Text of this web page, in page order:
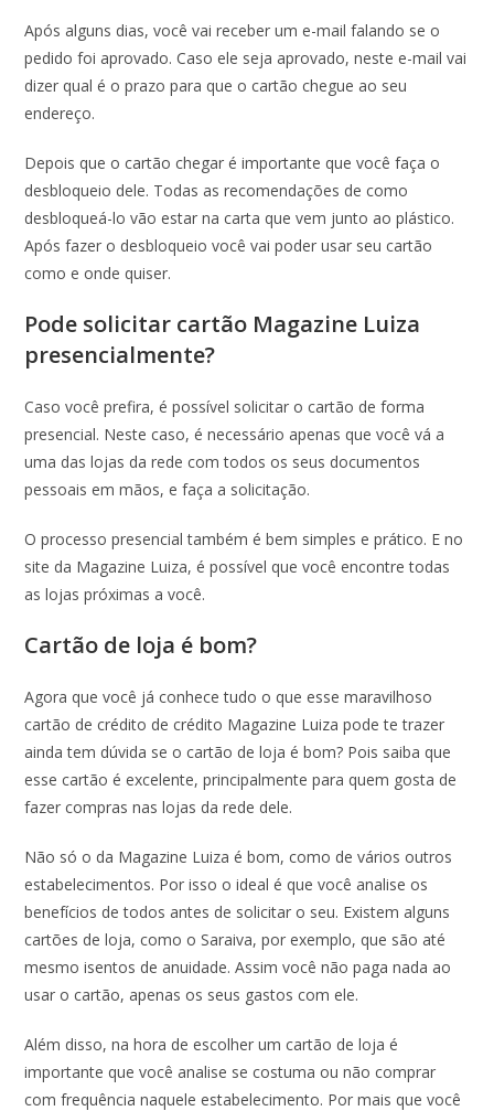
Após alguns dias, você vai receber um e-mail falando se o
pedido foi aprovado. Caso ele seja aprovado, neste e-mail vai
dizer qual é o prazo para que o cartão chegue ao seu
endereço.
Depois que o cartão chegar é importante que você faça o
desbloqueio dele. Todas as recomendações de como
desbloqueá-lo vão estar na carta que vem junto ao plástico.
Após fazer o desbloqueio você vai poder usar seu cartão
como e onde quiser.
Pode solicitar cartão Magazine Luiza
presencialmente?
Caso você prefira, é possível solicitar o cartão de forma
presencial. Neste caso, é necessário apenas que você vá a
uma das lojas da rede com todos os seus documentos
pessoais em mãos, e faça a solicitação.
O processo presencial também é bem simples e prático. E no
site da Magazine Luiza, é possível que você encontre todas
as lojas próximas a você.
Cartão de loja é bom?
Agora que você já conhece tudo o que esse maravilhoso
cartão de crédito de crédito Magazine Luiza pode te trazer
ainda tem dúvida se o cartão de loja é bom? Pois saiba que
esse cartão é excelente, principalmente para quem gosta de
fazer compras nas lojas da rede dele.
Não só o da Magazine Luiza é bom, como de vários outros
estabelecimentos. Por isso o ideal é que você analise os
benefícios de todos antes de solicitar o seu. Existem alguns
cartões de loja, como o Saraiva, por exemplo, que são até
mesmo isentos de anuidade. Assim você não paga nada ao
usar o cartão, apenas os seus gastos com ele.
Além disso, na hora de escolher um cartão de loja é
importante que você analise se costuma ou não comprar
com frequência naquele estabelecimento. Por mais que você